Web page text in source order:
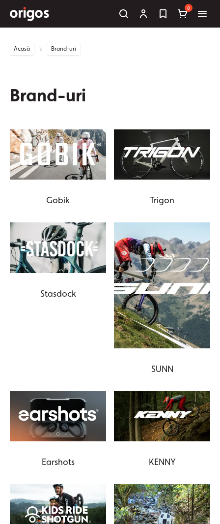
0
Acasă Brand-uri
Brand-uri
Gobik Trigon
Stasdock
SUNN
Earshots KENNY